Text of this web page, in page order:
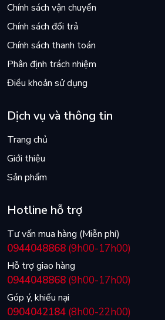
Chính sách vận chuyển
Chính sách đổi trả
Chính sách thanh toán
Phân định trách nhiệm
Điều khoản sử dụng
Dịch vụ và thông tin
Trang chủ
Giới thiệu
Sản phẩm
Hotline hỗ trợ
Tư vấn mua hàng (Miễn phí)
0944048868 (9h00-17h00)
Hỗ trợ giao hàng
0944048868 (9h00-17h00)
Góp ý, khiếu nại
0904042184 (8h00-22h00)